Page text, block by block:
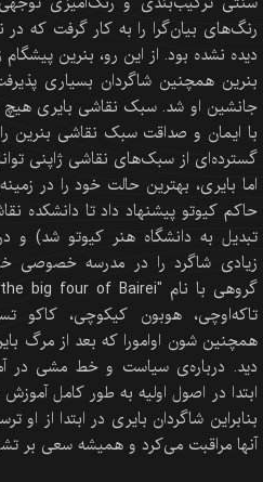
رنگ‌های بیان‌گرا را به کار گرفت که
دیده نشده بود. از این رو، بنرین
بنرین همچنین شاگردان بسیاری
جانشین او شد. سبک نقاشی بایری
با ایمان و صداقت سبک نقاشی بنرین
گسترده‌ای از سبک‌های نقاشی ژاپنی
اما بایری، بهترین حالت خود را در
حاکم کیوتو پیشنهاد داد تا دانشکده
تبدیل به دانشگاه هنر کیوتو شد) و
زیادی شاگرد را در مدرسه خصوصی
تاکه‌اوچی، هوبون کیکوچی، کاکو
همچنین شون اوامورا که بعد از مرگ
دید. درباره‌ی سیاست و خط مشی در
ابتدا در اصول اولیه به طور کامل
بنابراین شاگردان بایری در ابتدا از او
آنها مراقبت می‌کرد و همیشه سعی بر